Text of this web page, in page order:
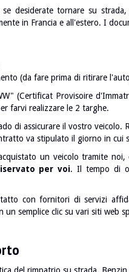
desiderate tornare su
in Francia e all'estero. I
(da fare prima di ritirare
(Certificat Provisoire
farvi realizzare le 2 targhe.
di assicurare il vostro veicolo.
va stipulato il giorno in cui
un veicolo tramite
per voi. Il tempo di
con fornitori di servizi
un semplice clic su vari siti web